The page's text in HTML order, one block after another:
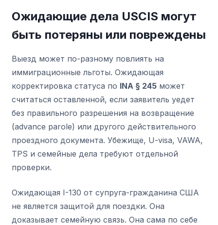
Ожидающие дела USCIS могут
быть потеряны или повреждены
Выезд может по-разному повлиять на
иммиграционные льготы. Ожидающая
корректировка статуса по INA § 245 может
считаться оставленной, если заявитель уедет
без правильного разрешения на возвращение
(advance parole) или другого действительного
проездного документа. Убежище, U-visa, VAWA,
TPS и семейные дела требуют отдельной
проверки.
Ожидающая I-130 от супруга-гражданина США
не является защитой для поездки. Она
доказывает семейную связь. Она сама по себе